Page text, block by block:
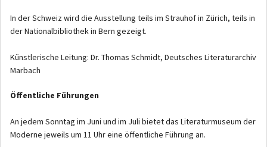
In der Schweiz wird die Ausstellung teils im Strauhof in Zürich, teils in
der Nationalbibliothek in Bern gezeigt.
Künstlerische Leitung: Dr. Thomas Schmidt, Deutsches Literaturarchiv
Marbach
Öffentliche Führungen
An jedem Sonntag im Juni und im Juli bietet das Literaturmuseum der
Moderne jeweils um 11 Uhr eine öffentliche Führung an.